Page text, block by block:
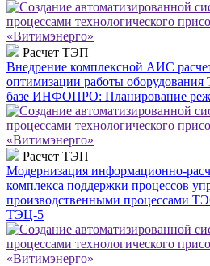
Расчет ТЭП
Внедрение комплексной АИС
оптимизации работы
базе ИНФОПРО: Планирование
Расчет ТЭП
Модернизация информационно-
комплекса поддержки процессов
производственными процессами
ТЭЦ-5